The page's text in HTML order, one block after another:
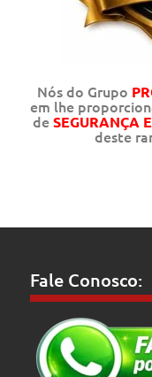
Nós do Grupo
em lhe
deSEGURANÇA
deste
Fale Conosco: